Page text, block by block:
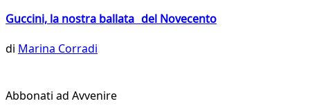
Guccini, la nostra ballata del Novecento
di Marina Corradi
Abbonati ad Avvenire